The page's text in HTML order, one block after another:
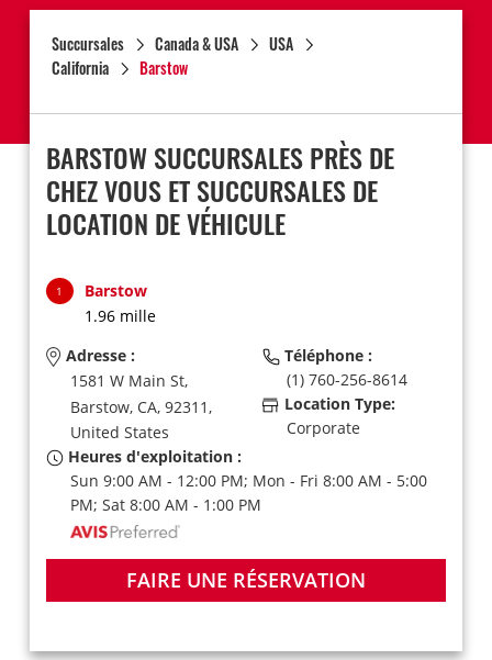
Succursales Canada & USA
USA
California
Barstow
BARSTOW SUCCURSALES PRÈS DE
CHEZ VOUS ET SUCCURSALES DE
LOCATION DE VÉHICULE
1
Barstow
1.96 mille
Adresse :
1581 W Main St,
Barstow, CA, 92311,
United States
Téléphone :
(1) 760-256-8614
Location Type:
Corporate
Heures d'exploitation :
Sun 9:00 AM - 12:00 PM; Mon - Fri 8:00 AM - 5:00
PM; Sat 8:00 AM - 1:00 PM
FAIRE UNE RÉSERVATION